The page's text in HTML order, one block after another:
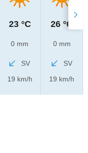
23 °C
0 mm
SV
19 km/h
26 °C
0 mm
SV
19 km/h